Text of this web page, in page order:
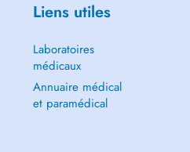
Liens utiles
Laboratoires
médicaux
Annuaire médical
et paramédical